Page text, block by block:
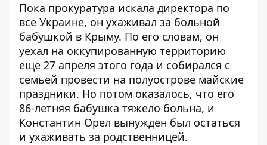
Пока прокуратура искала директора по
все Украине, он ухаживал за больной
бабушкой в Крыму. По его словам, он
уехал на оккупированную территорию
еще 27 апреля этого года и собирался с
семьей провести на полуострове майские
праздники. Но потом оказалось, что его
86-летняя бабушка тяжело больна, и
Константин Орел вынужден был остаться
и ухаживать за родственницей.